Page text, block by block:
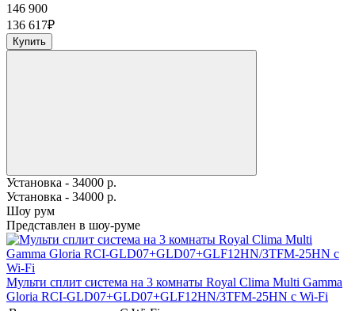
146 900
136 617₽
Купить
Установка - 34000 р.
Установка - 34000 р.
Шоу рум
Представлен в шоу-руме
Мульти сплит система на 3 комнаты Royal Clima Multi Gamma
Gloria RCI-GLD07+GLD07+GLF12HN/3TFM-25HN с Wi-Fi